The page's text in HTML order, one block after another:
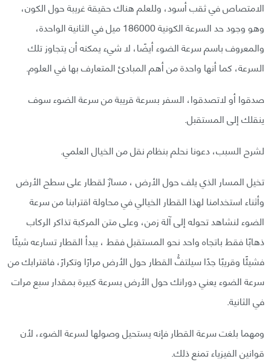
الامتصاص في ثقب أسود، وللعلم هناك حقيقة غريبة حول الكون،
وهو وجود حد السرعة الكونية 186000 ميل في الثانية الواحدة،
والمعروف باسم سرعة الضوء أيضًا، لا شيء يمكنه أن يتجاوز تلك
السرعة، كما أنها واحدة من أهم المبادئ المتعارف بها في العلوم.
صدقوا أو لاتصدقوا، السفر بسرعة قريبة من سرعة الضوء سوف
ينقلك إلى المستقبل.
لشرح السبب، دعونا نحلم بنظام نقل من الخيال العلمي.
تخيل المسار الذي يلف حول الأرض ، مسارٌ لقطار على سطح الأرض
وأثناء استخدامنا لهذا القطار الخيالي في محاولة اقترابنا من سرعة
الضوء لنشاهد تحوله إلى آلة زمن، وعلى متن المركبة تذاكر الركاب
ذهابًا فقط باتجاه واحد نحو المستقبل فقط ، يبدأ القطار تسارعه شيئًا
فشيئًا وقريبًا جدًا سيلتفُّ القطار حول الأرض مرارًا وتكرارً، فاقترابك من
سرعة الضوء يعني دورانك حول الأرض بسرعة كبيرة بمقدار سبع مرات
في الثانية.
ومهما بلغت سرعة القطار فإنه يستحيل وصولها لسرعة الضوء، لأن
قوانين الفيزياء تمنع ذلك.